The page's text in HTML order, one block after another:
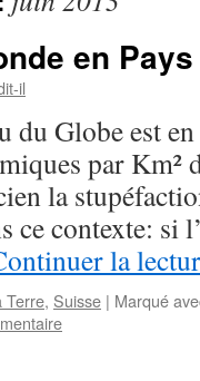
en
il
Globe est
par Km²
la
ce contexte: si
la
Terre, Suisse | Marqué